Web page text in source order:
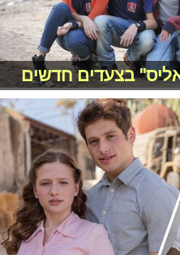
בצעדים חדשים